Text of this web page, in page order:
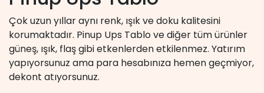
Çok uzun yıllar aynı renk, ışık ve doku kalitesini
korumaktadır. Pinup Ups Tablo ve diğer tüm ürünler
güneş, ışık, flaş gibi etkenlerden etkilenmez. Yatırım
yapıyorsunuz ama para hesabınıza hemen geçmiyor,
dekont atıyorsunuz.